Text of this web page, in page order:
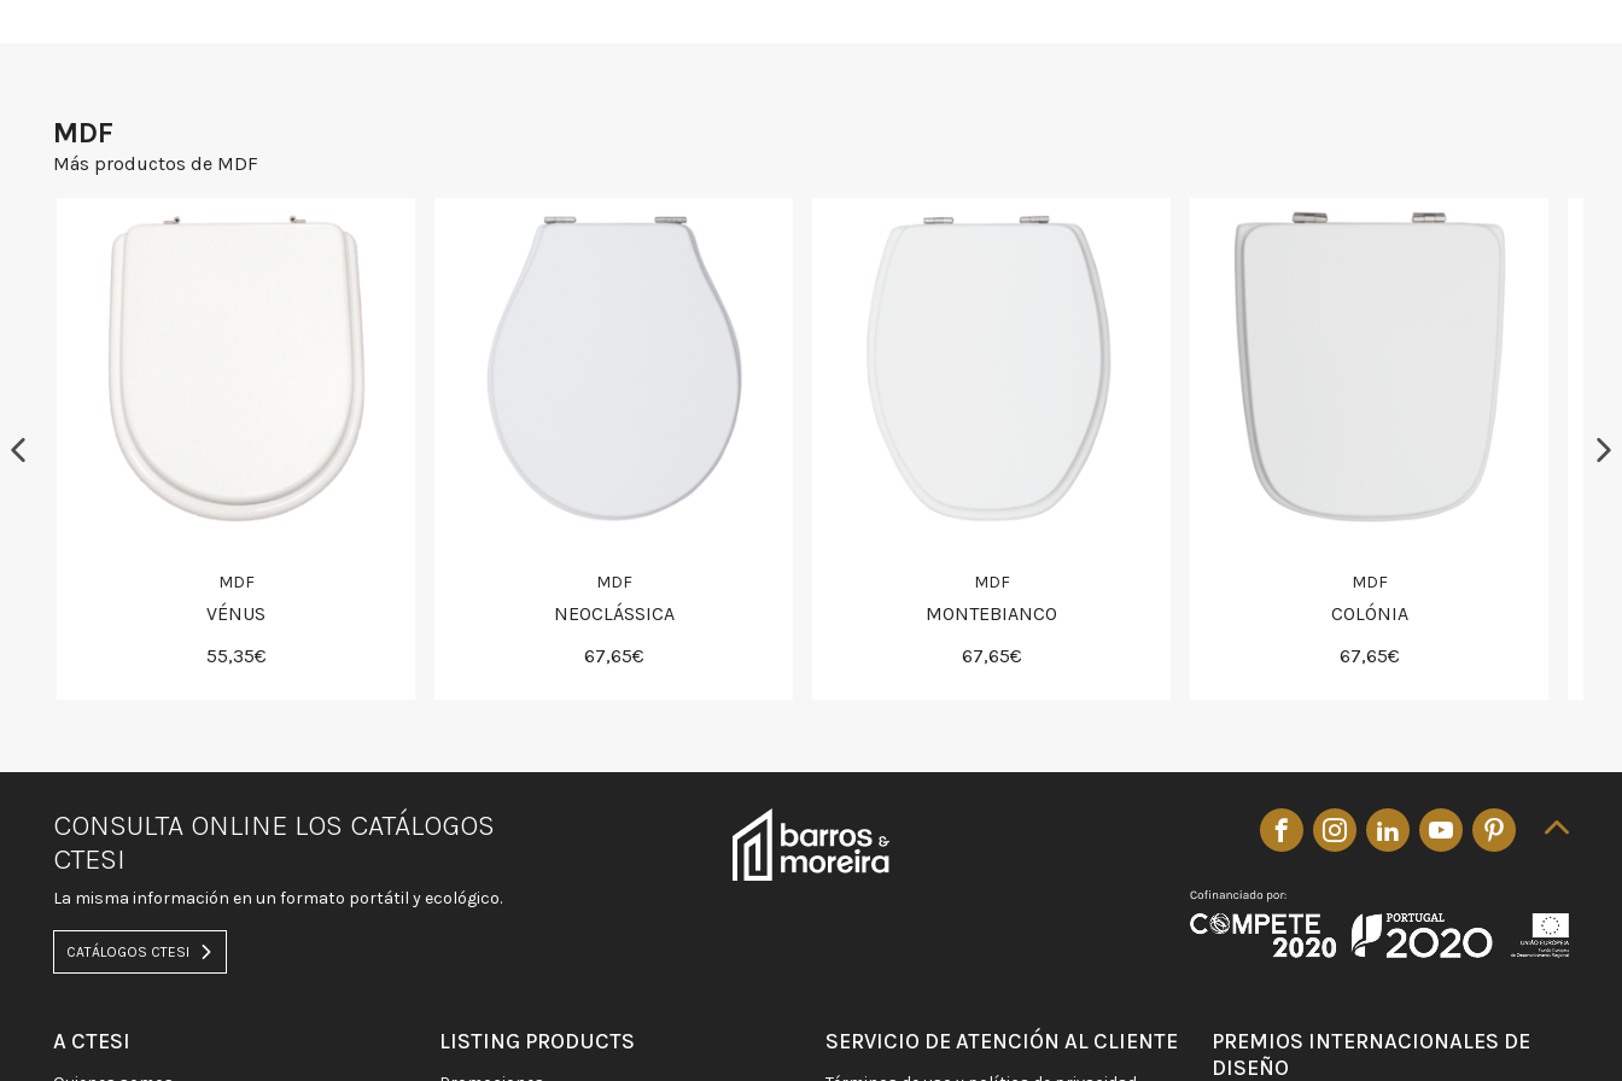
MDF
Más productos de MDF
MDF
VÉNUS
55,35€
MDF
NEOCLÁSSICA
67,65€
MDF
MONTEBIANCO
67,65€
MDF
COLÓNIA
67,65€
CONSULTA ONLINE LOS CATÁLOGOS
CTESI
La misma información en un formato portátil y ecológico.
CATÁLOGOS CTESI
A CTESI LISTING PRODUCTS SERVICIO DE ATENCIÓN AL CLIENTE
PREMIOS INTERNACIONALES DE
DISEÑO